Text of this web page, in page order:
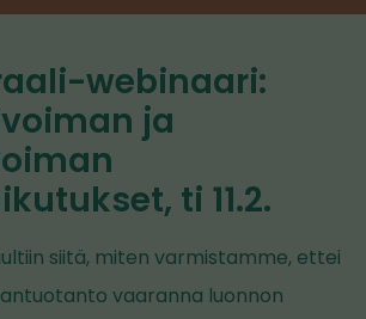
webinaari:
ja
ti 11.2.
siitä, miten varmistamme, ettei
vaaranna luonnon